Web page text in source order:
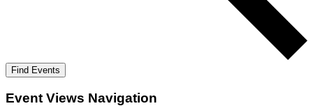
Find Events
Event Views Navigation